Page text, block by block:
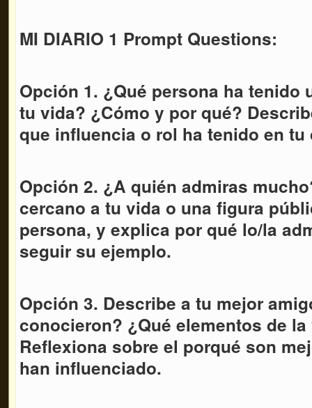
MI DIARIO 1 Prompt Questions:
Opción 1. ¿Qué persona ha tenido
tu vida? ¿Cómo y por qué?
que influencia o rol ha tenido en
Opción 2. ¿A quién admiras
cercano a tu vida o una figura
persona, y explica por qué lo/la
seguir su ejemplo.
Opción 3. Describe a tu mejor
conocieron? ¿Qué elementos de
Reflexiona sobre el porqué son
han influenciado.